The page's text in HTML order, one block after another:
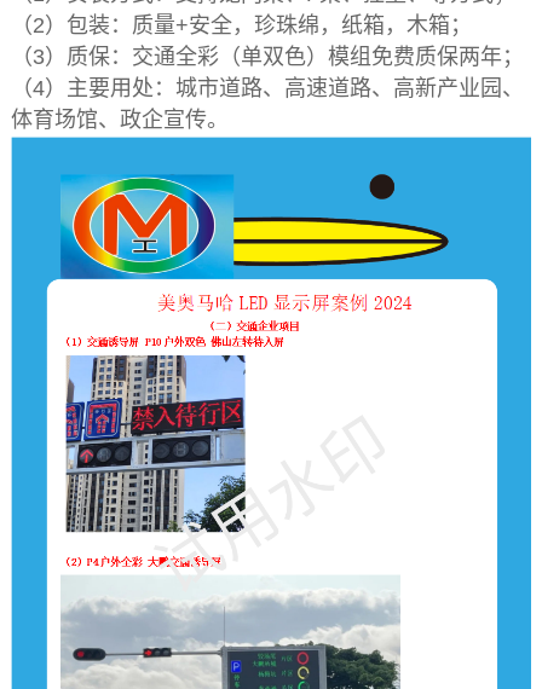
（2）包装：质量+安全，珍珠绵，纸箱，木箱；
（3）质保：交通全彩（单双色）模组免费质保两年；
（4）主要用处：城市道路、高速道路、高新产业园、
体育场馆、政企宣传。